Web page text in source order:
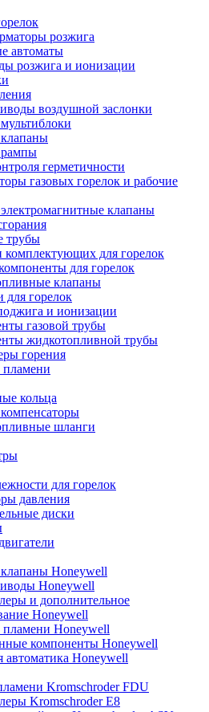
розжига
автоматы
розжига и ионизации
воздушной заслонки
рампы
герметичности
газовых горелок и рабочие
клапаны
трубы
комплектующих для горелок
для горелок
клапаны
для горелок
и ионизации
газовой трубы
жидкотопливной трубы
горения
пламени
кольца
шланги
для горелок
давления
диски
Honeywell
Honeywell
и дополнительное
Honeywell
пламени Honeywell
компоненты Honeywell
автоматика Honeywell
Kromschroder FDU
Kromschroder E8